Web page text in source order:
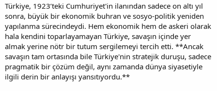
Türkiye, 1923’teki Cumhuriyet'in ilanından sadece on altı yıl
sonra, büyük bir ekonomik buhran ve sosyo-politik yeniden
yapılanma sürecindeydi. Hem ekonomik hem de askeri olarak
hala kendini toparlayamayan Türkiye, savaşın içinde yer
almak yerine nötr bir tutum sergilemeyi tercih etti. **Ancak
savaşın tam ortasında bile Türkiye'nin stratejik duruşu, sadece
pragmatik bir çözüm değil, aynı zamanda dünya siyasetiyle
ilgili derin bir anlayışı yansıtıyordu.**